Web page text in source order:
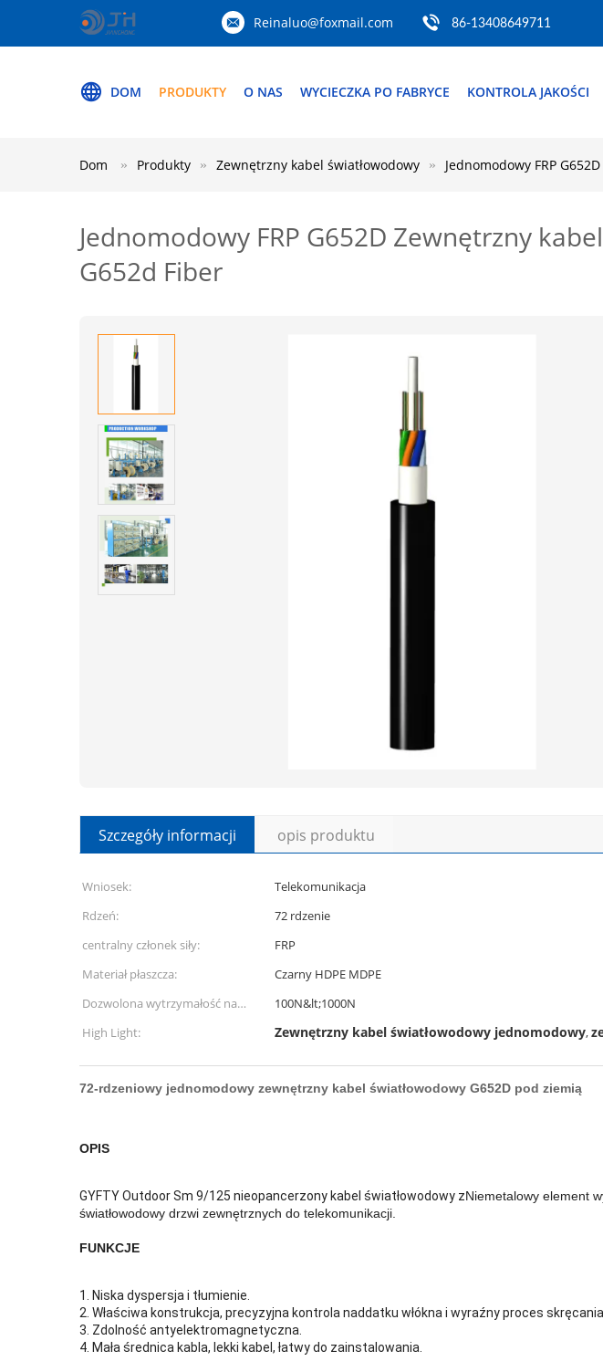
Reinaluo@foxmail.com 86-13408649711
DOM PRODUKTY O NAS WYCIECZKA PO FABRYCE KONTROLA JAKOŚCI
Dom Produkty Zewnętrzny kabel światłowodowy Jednomodowy FRP
Jednomodowy FRP G652D Zewnętrzny
G652d Fiber
Szczegóły informacji opis produktu
Wniosek: Telekomunikacja
Rdzeń:
72 rdzenie
centralny członek siły:
FRP
Materiał płaszcza:
Czarny HDPE MDPE
Dozwolona wytrzymałość na
rozciąganie:
100N&lt;1000N
High Light:
Zewnętrzny kabel światłowodowy jednomodowy,
72-rdzeniowy jednomodowy zewnętrzny kabel światłowodowy G652D pod ziemią
OPIS
GYFTY Outdoor Sm 9/125 nieopancerzony kabel światłowodowy zNiemetalowy element
światłowodowy drzwi zewnętrznych do telekomunikacji.
FUNKCJE
1. Niska dyspersja i tłumienie.
2. Właściwa konstrukcja, precyzyjna kontrola naddatku włókna i wyraźny proces
3. Zdolność antyelektromagnetyczna.
4. Mała średnica kabla, lekki kabel, łatwy do zainstalowania.